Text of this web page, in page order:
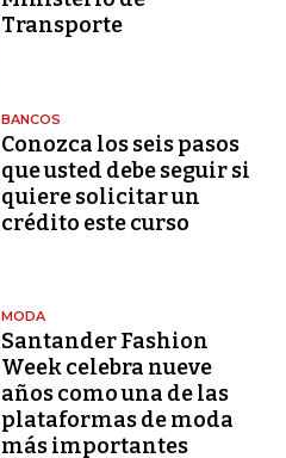
Transporte
BANCOS
Conozca los seis pasos
que usted debe seguir si
quiere solicitar un
crédito este curso
MODA
Santander Fashion
Week celebra nueve
años como una de las
plataformas de moda
más importantes